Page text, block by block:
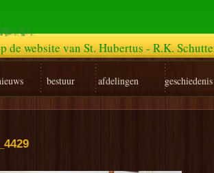
de website van St. Hubertus - R.K.
bestuur afdelingen geschiedenis